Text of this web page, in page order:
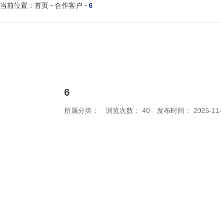
当前位置：首页 - 合作客户 - 6
6
所属分类： 浏览次数： 40 发布时间： 2025-